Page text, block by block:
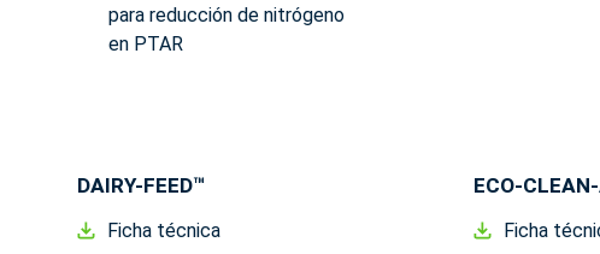
para reducción de nitrógeno
en PTAR
DAIRY-FEED™
Ficha técnica
ECO-
Ficha